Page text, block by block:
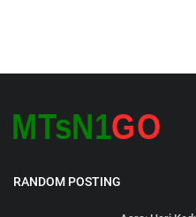
RANDOM POSTING